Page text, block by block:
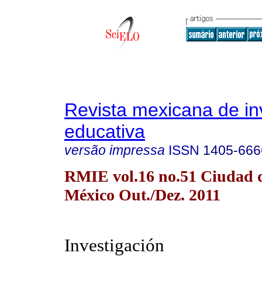
Revista mexicana de
educativa
versão impressa ISSN 1405-
RMIE vol.16 no.51 Ciudad
México Out./Dez. 2011
Investigación